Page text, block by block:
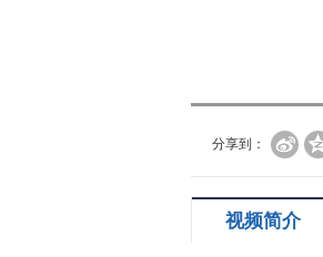
分享到：
视频简介